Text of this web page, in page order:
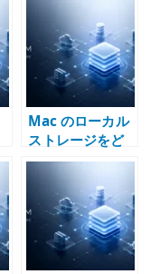
Mac のローカル
ストレージをど
う考えるか –
Samba /
Nextcloud 時代
のファイル運用